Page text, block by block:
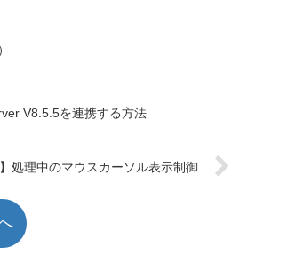
V8.5.5を連携する方法
】処理中のマウスカーソル表示制御